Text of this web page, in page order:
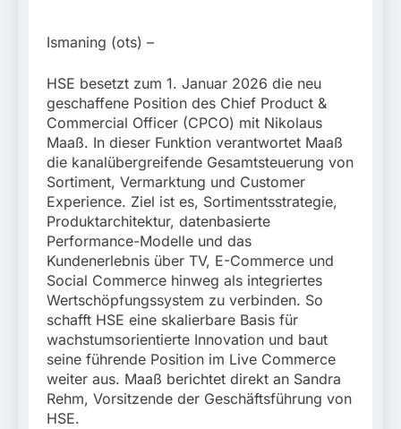
Finanzkontrolle
Schwarzarbeit führen zu
rechtskräftiger
Verurteilung wegen
Betrugs
München: Europaweit
gesuchtes Mitglied einer
kriminellen Vereinigung
geht ins Netz –
Bundespolizei vollstreckt
europäischen
Auslieferungshaftbefehl
6. August 2026
Bundespolizeidirektion
München: Update zu den
Einsatzmaßnahmen der
Bundespolizei in
Saarbrücken
5. August 2026
Bundespolizeidirektion
München:
Beinahekollision an
Bahnübergang in Aubing
/ Bundespolizei ermittelt
wegen gefährlichen
Eingriffs in den
Bahnverkehr
5. August 2026
Ismaning (ots) –
HSE besetzt zum 1. Januar 2026 die neu
geschaffene Position des Chief Product &
Commercial Officer (CPCO) mit Nikolaus
Maaß. In dieser Funktion verantwortet Maaß
die kanalübergreifende Gesamtsteuerung von
Sortiment, Vermarktung und Customer
Experience. Ziel ist es, Sortimentsstrategie,
Produktarchitektur, datenbasierte
Performance-Modelle und das
Kundenerlebnis über TV, E-Commerce und
Social Commerce hinweg als integriertes
Wertschöpfungssystem zu verbinden. So
schafft HSE eine skalierbare Basis für
wachstumsorientierte Innovation und baut
seine führende Position im Live Commerce
weiter aus. Maaß berichtet direkt an Sandra
Rehm, Vorsitzende der Geschäftsführung von
HSE.